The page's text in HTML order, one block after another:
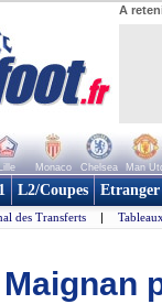
A
Lille Monaco Chelsea Man
L2/Coupes Etranger
des Transferts |